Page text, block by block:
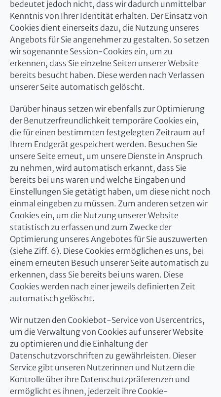
bedeutet jedoch nicht, dass wir dadurch unmittelbar
Kenntnis von Ihrer Identität erhalten. Der Einsatz von
Cookies dient einerseits dazu, die Nutzung unseres
Angebots für Sie angenehmer zu gestalten. So setzen
wir sogenannte Session-Cookies ein, um zu
erkennen, dass Sie einzelne Seiten unserer Website
bereits besucht haben. Diese werden nach Verlassen
unserer Seite automatisch gelöscht.
Darüber hinaus setzen wir ebenfalls zur Optimierung
der Benutzerfreundlichkeit temporäre Cookies ein,
die für einen bestimmten festgelegten Zeitraum auf
Ihrem Endgerät gespeichert werden. Besuchen Sie
unsere Seite erneut, um unsere Dienste in Anspruch
zu nehmen, wird automatisch erkannt, dass Sie
bereits bei uns waren und welche Eingaben und
Einstellungen Sie getätigt haben, um diese nicht noch
einmal eingeben zu müssen. Zum anderen setzen wir
Cookies ein, um die Nutzung unserer Website
statistisch zu erfassen und zum Zwecke der
Optimierung unseres Angebotes für Sie auszuwerten
(siehe Ziff. 6). Diese Cookies ermöglichen es uns, bei
einem erneuten Besuch unserer Seite automatisch zu
erkennen, dass Sie bereits bei uns waren. Diese
Cookies werden nach einer jeweils definierten Zeit
automatisch gelöscht.
Wir nutzen den Cookiebot-Service von Usercentrics,
um die Verwaltung von Cookies auf unserer Website
zu optimieren und die Einhaltung der
Datenschutzvorschriften zu gewährleisten. Dieser
Service gibt unseren Nutzerinnen und Nutzern die
Kontrolle über ihre Datenschutzpräferenzen und
ermöglicht es ihnen, jederzeit ihre Cookie-